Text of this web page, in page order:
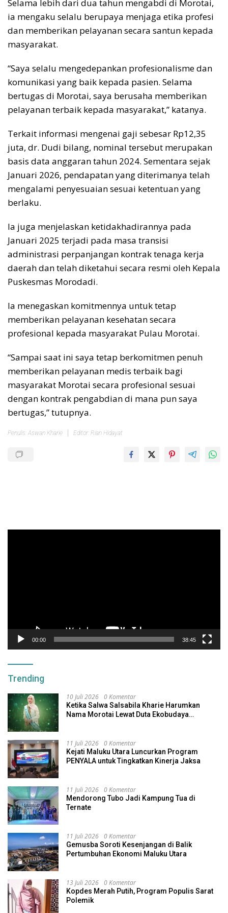
Selama lebih dari dua tahun mengabdi di Morotai,
ia mengaku selalu berupaya menjaga etika profesi
dan memberikan pelayanan secara santun kepada
masyarakat.
“Saya selalu mengedepankan profesionalisme dan
komunikasi yang baik kepada pasien. Selama
bertugas di Morotai, saya berusaha memberikan
pelayanan terbaik kepada masyarakat,” katanya.
Terkait informasi mengenai gaji sebesar Rp12,35
juta, dr. Dudi bilang, nominal tersebut merupakan
basis data anggaran tahun 2024. Sementara sejak
Januari 2026, pendapatan yang diterimanya telah
mengalami penyesuaian sesuai ketentuan yang
berlaku.
Ia juga menjelaskan ketidakhadirannya pada
Januari 2025 terjadi pada masa transisi
administrasi perpanjangan kontrak tenaga kerja
daerah dan telah diketahui secara resmi oleh Kepala
Puskesmas Morodadi.
Ia menegaskan komitmennya untuk tetap
memberikan pelayanan kesehatan secara
profesional kepada masyarakat Pulau Morotai.
“Sampai saat ini saya tetap berkomitmen penuh
memberikan pelayanan medis terbaik bagi
masyarakat Morotai secara profesional sesuai
dengan kontrak pengabdian di mana pun saya
bertugas,” tutupnya.
Penulis: Aswan Kharie Editor: Rian Hidayat
00:00 38:45
Trending
10 Juli 2026 0 Komentar
Ketika Salwa Salsabila Kharie Harumkan
Nama Morotai Lewat Duta Ekobudaya
11 Juli 2026 0 Komentar
Kejati Maluku Utara Luncurkan Program
PENYALA untuk Tingkatkan Kinerja Jaksa
11 Juli 2026 0 Komentar
Mendorong Tubo Jadi Kampung Tua di
Ternate
11 Juli 2026 0 Komentar
Gemusba Soroti Kesenjangan di Balik
Pertumbuhan Ekonomi Maluku Utara
13 Juli 2026 0 Komentar
Kopdes Merah Putih, Program Populis Sarat
Polemik